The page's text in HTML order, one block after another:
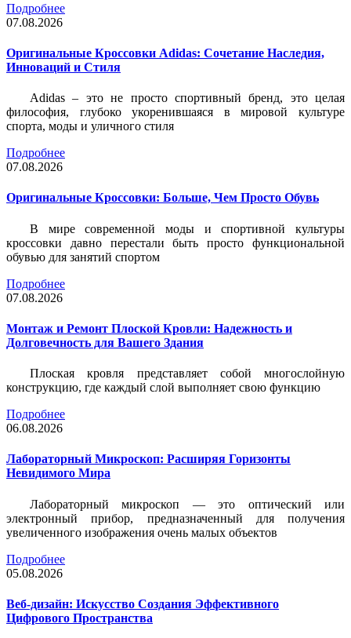
Подробнее
07.08.2026
Оригинальные Кроссовки Adidas: Сочетание Наследия,
Инноваций и Стиля
Adidas – это не просто спортивный бренд, это целая
философия, глубоко укоренившаяся в мировой культуре
спорта, моды и уличного стиля
Подробнее
07.08.2026
Оригинальные Кроссовки: Больше, Чем Просто Обувь
В мире современной моды и спортивной культуры
кроссовки давно перестали быть просто функциональной
обувью для занятий спортом
Подробнее
07.08.2026
Монтаж и Ремонт Плоской Кровли: Надежность и
Долговечность для Вашего Здания
Плоская кровля представляет собой многослойную
конструкцию, где каждый слой выполняет свою функцию
Подробнее
06.08.2026
Лабораторный Микроскоп: Расширяя Горизонты
Невидимого Мира
Лабораторный микроскоп — это оптический или
электронный прибор, предназначенный для получения
увеличенного изображения очень малых объектов
Подробнее
05.08.2026
Веб-дизайн: Искусство Создания Эффективного
Цифрового Пространства